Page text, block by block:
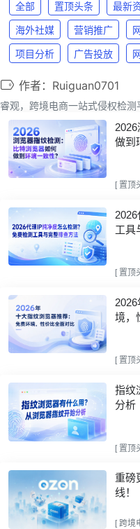
全部 置顶头条 最新
海外社媒 营销推广
项目分析 广告投放
作者：Ruiguan0701
睿观，跨境电商一站式侵权检测
做到
[ 置顶
工具
[ 置顶
境，
[ 置顶
指纹
分析
[ 置顶
重磅
线！
[ 跨境